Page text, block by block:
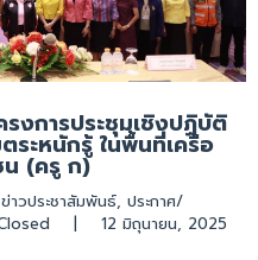
งการประชุมเชิงปฏิบัติ
ระหนักรู้ ในพื้นที่เครือ
น (ครู ก)
ข่าวประชาสัมพันธ์, ประกาศ/
|